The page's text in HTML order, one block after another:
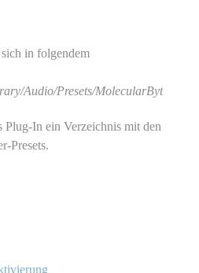
in folgendem
Audio/Presets/MolecularBytes/...
Plug-In ein Verzeichnis mit den
Presets.